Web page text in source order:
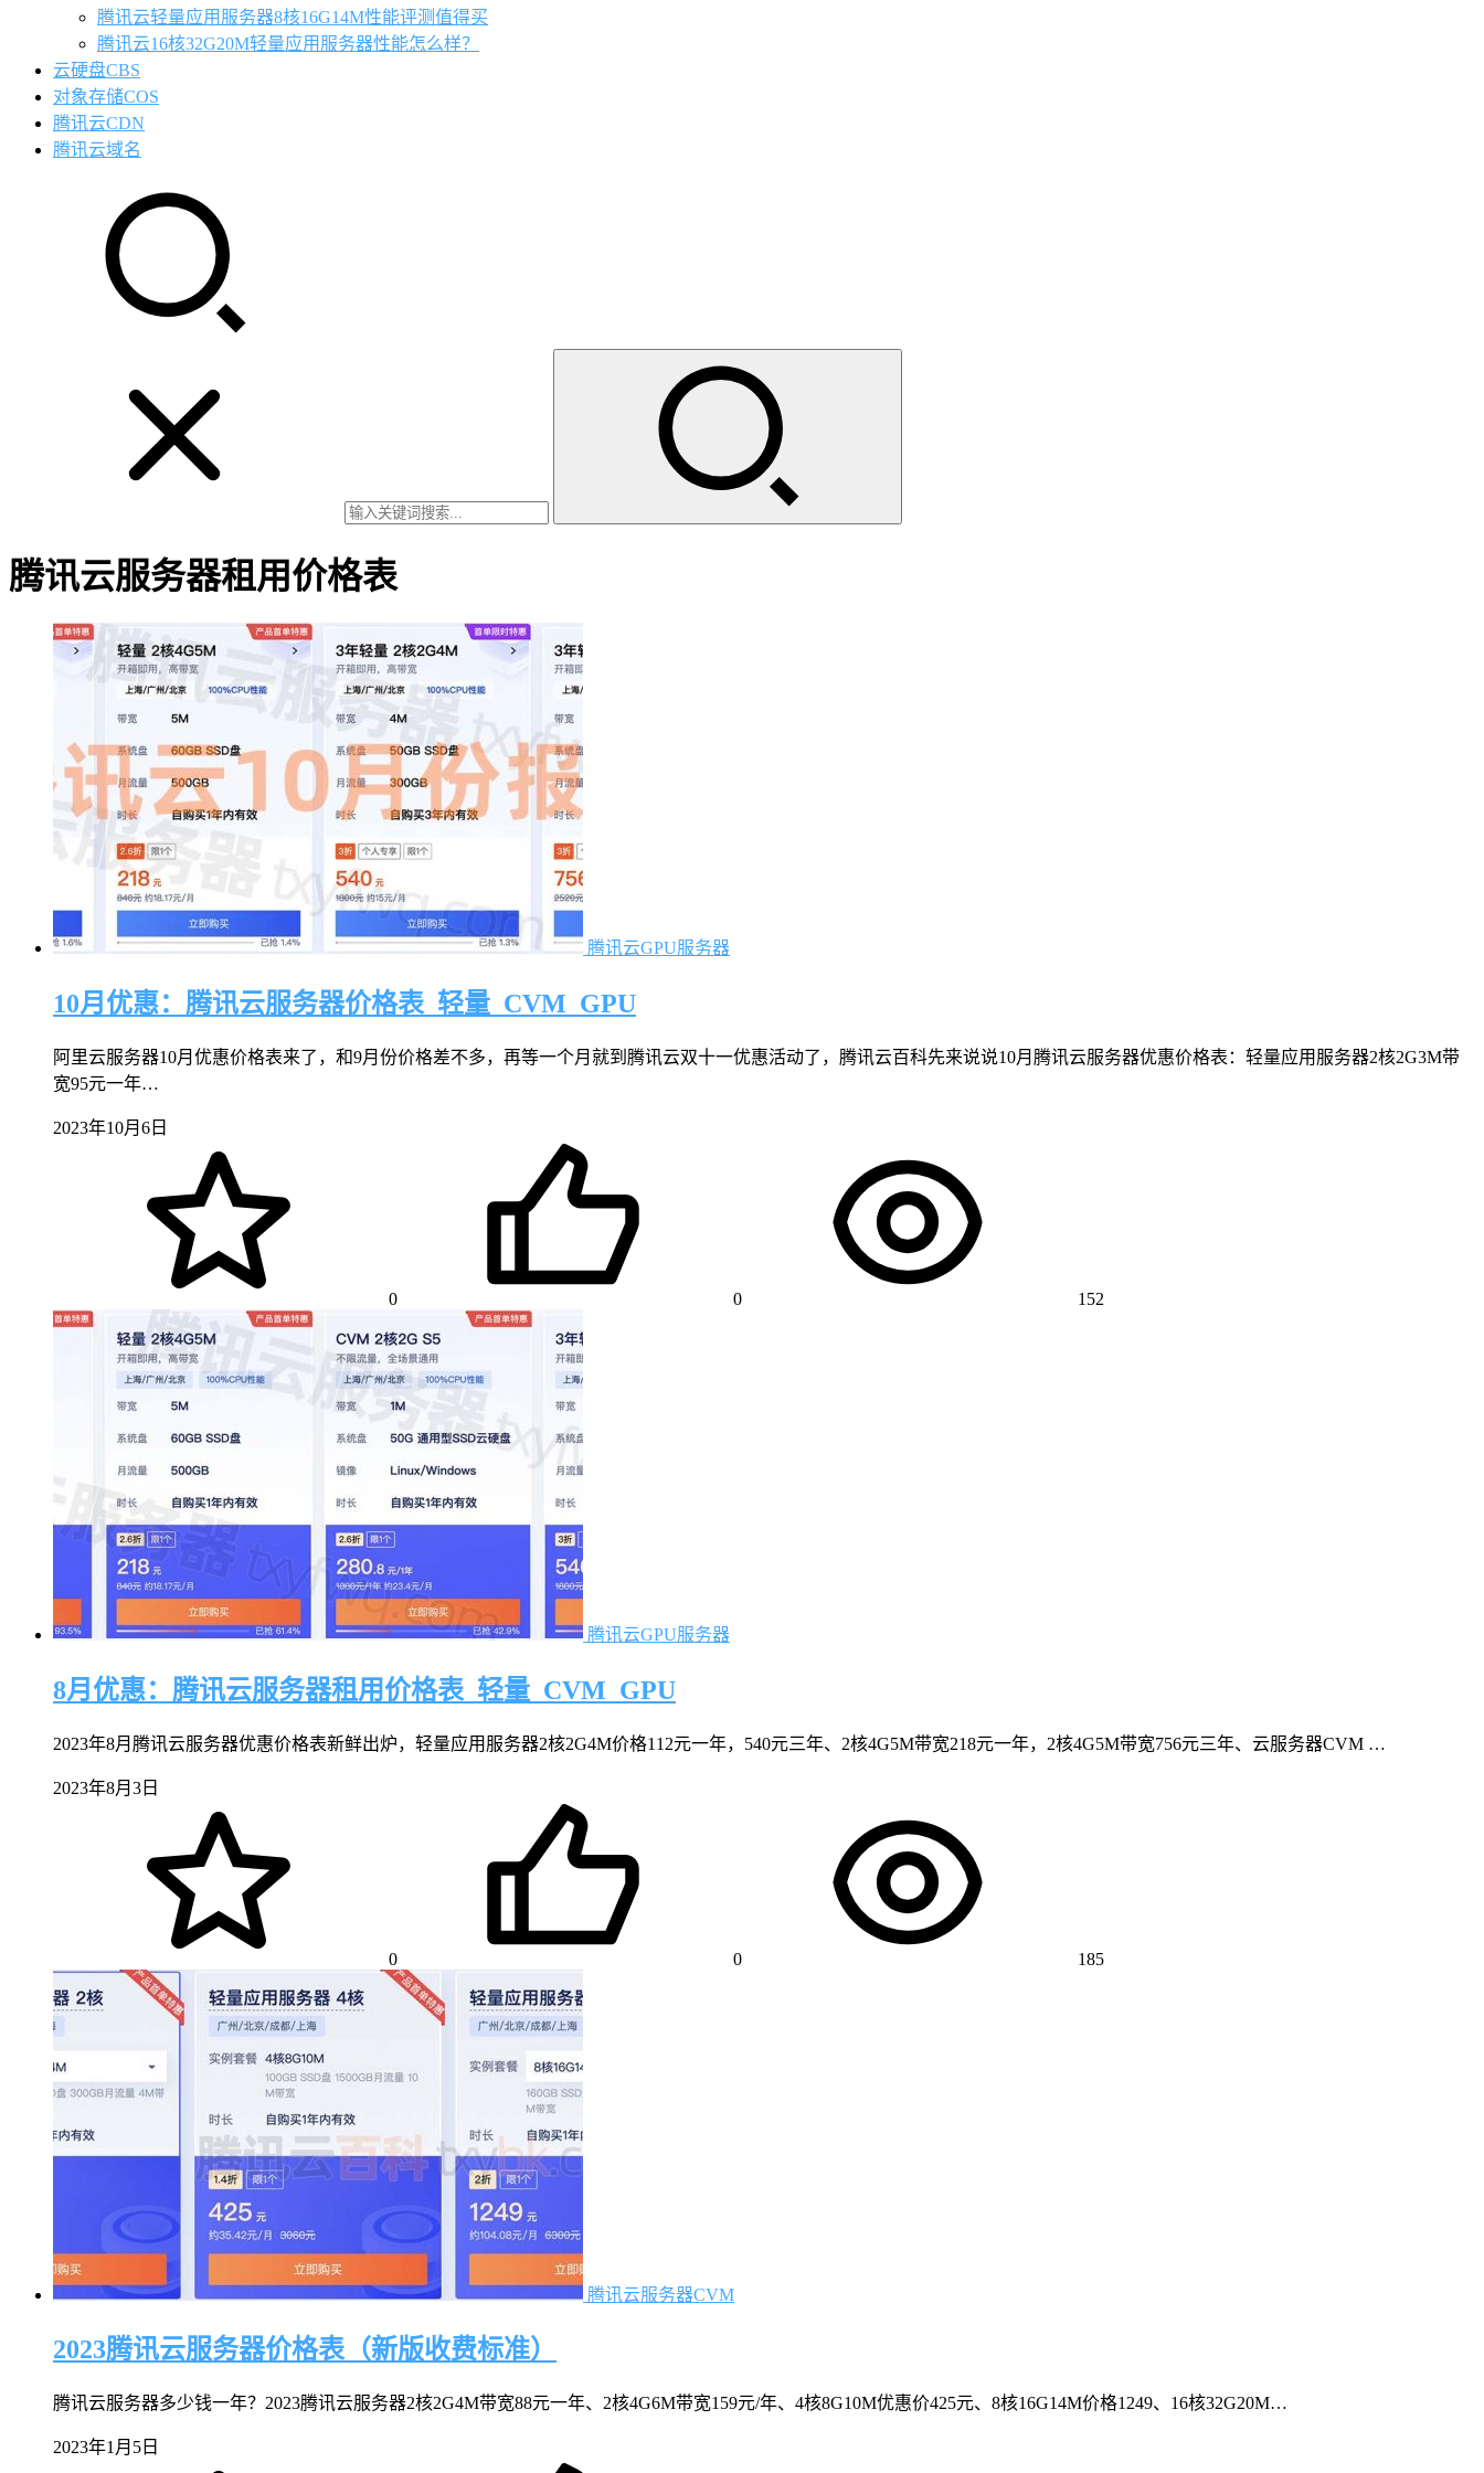
腾讯云轻量应用服务器8核16G14M性能评测值得买
腾讯云16核32G20M轻量应用服务器性能怎么样？
云硬盘CBS
对象存储COS
腾讯云CDN
腾讯云域名
腾讯云服务器租用价格表
腾讯云GPU服务器
10月优惠：腾讯云服务器价格表_轻量_CVM_GPU
阿里云服务器10月优惠价格表来了，和9月份价格差不多，再等一个月就到腾讯云双十一优惠活动了，腾讯云百科先来说说10月腾讯云服务器优惠价格表：轻量应用服务器2核2G3M带
宽95元一年…
2023年10月6日
0 0 152
腾讯云GPU服务器
8月优惠：腾讯云服务器租用价格表_轻量_CVM_GPU
2023年8月腾讯云服务器优惠价格表新鲜出炉，轻量应用服务器2核2G4M价格112元一年，540元三年、2核4G5M带宽218元一年，2核4G5M带宽756元三年、云服务器CVM …
2023年8月3日
0 0 185
腾讯云服务器CVM
2023腾讯云服务器价格表（新版收费标准）
腾讯云服务器多少钱一年？2023腾讯云服务器2核2G4M带宽88元一年、2核4G6M带宽159元/年、4核8G10M优惠价425元、8核16G14M价格1249、16核32G20M…
2023年1月5日